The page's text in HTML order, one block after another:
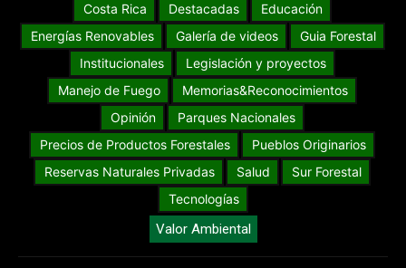
Costa Rica
Destacadas
Educación
Energías Renovables
Galería de videos
Guia Forestal
Institucionales
Legislación y proyectos
Manejo de Fuego
Memorias&Reconocimientos
Opinión
Parques Nacionales
Precios de Productos Forestales
Pueblos Originarios
Reservas Naturales Privadas
Salud
Sur Forestal
Tecnologías
Valor Ambiental